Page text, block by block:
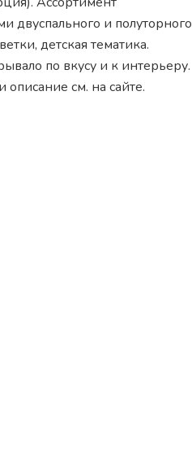
двуспального и полуторного
детская тематика.
по вкусу и к интерьеру.
см. на сайте.